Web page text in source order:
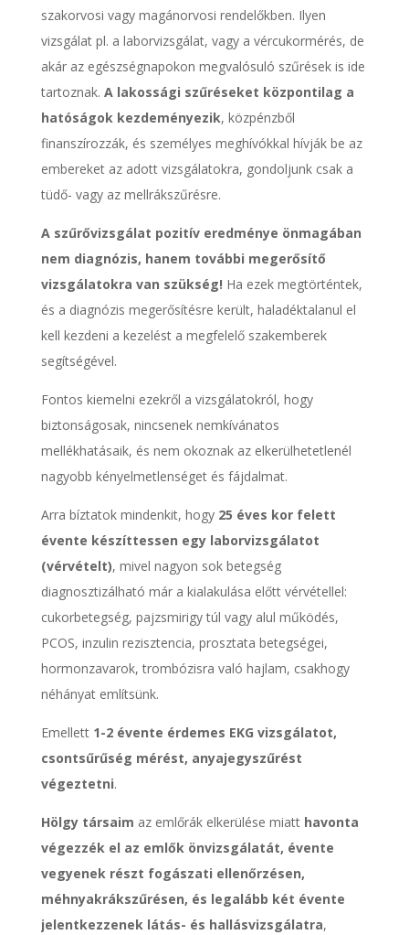
szakorvosi vagy magánorvosi rendelőkben. Ilyen
vizsgálat pl. a laborvizsgálat, vagy a vércukormérés, de
akár az egészségnapokon megvalósuló szűrések is ide
tartoznak. A lakossági szűréseket központilag a
hatóságok kezdeményezik, közpénzből
finanszírozzák, és személyes meghívókkal hívják be az
embereket az adott vizsgálatokra, gondoljunk csak a
tüdő- vagy az mellrákszűrésre.
A szűrővizsgálat pozitív eredménye önmagában
nem diagnózis, hanem további megerősítő
vizsgálatokra van szükség! Ha ezek megtörténtek,
és a diagnózis megerősítésre került, haladéktalanul el
kell kezdeni a kezelést a megfelelő szakemberek
segítségével.
Fontos kiemelni ezekről a vizsgálatokról, hogy
biztonságosak, nincsenek nemkívánatos
mellékhatásaik, és nem okoznak az elkerülhetetlenél
nagyobb kényelmetlenséget és fájdalmat.
Arra bíztatok mindenkit, hogy 25 éves kor felett
évente készíttessen egy laborvizsgálatot
(vérvételt), mivel nagyon sok betegség
diagnosztizálható már a kialakulása előtt vérvétellel:
cukorbetegség, pajzsmirigy túl vagy alul működés,
PCOS, inzulin rezisztencia, prosztata betegségei,
hormonzavarok, trombózisra való hajlam, csakhogy
néhányat említsünk.
Emellett 1-2 évente érdemes EKG vizsgálatot,
csontsűrűség mérést, anyajegyszűrést
végeztetni.
Hölgy társaim az emlőrák elkerülése miatt havonta
végezzék el az emlők önvizsgálatát, évente
vegyenek részt fogászati ellenőrzésen,
méhnyakrákszűrésen, és legalább két évente
jelentkezzenek látás- és hallásvizsgálatra,